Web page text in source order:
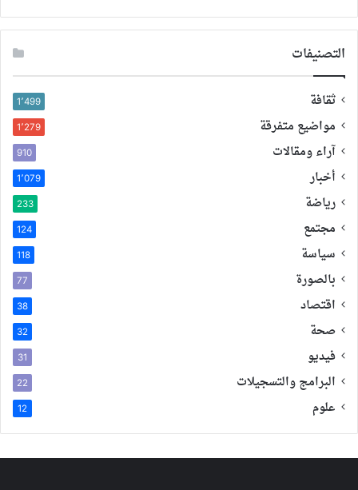
التصنيفات
ثقافة 1٬499
مواضيع متفرقة 1٬279
آراء ومقالات 910
أخبار 1٬079
رياضة 233
مجتمع 124
سياسة 118
بالصورة 77
اقتصاد 38
صحة 32
فيديو 31
البرامج والتسجيلات 22
علوم 12